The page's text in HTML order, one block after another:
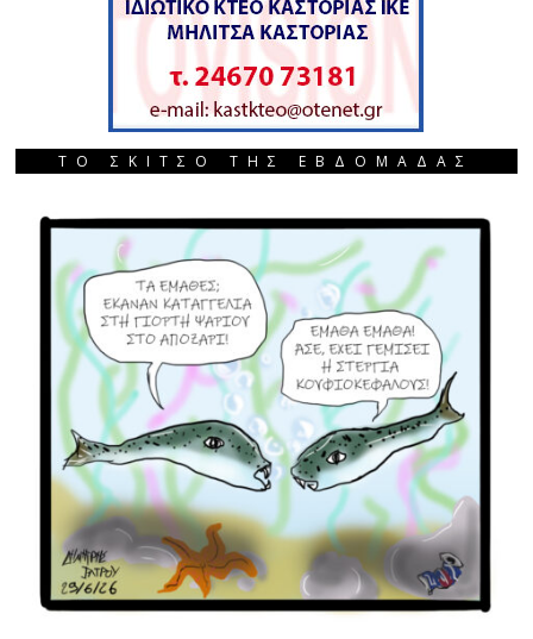
ΤΟ ΣΚΙΤΣΟ ΤΗΣ ΕΒΔΟΜΑΔΑΣ